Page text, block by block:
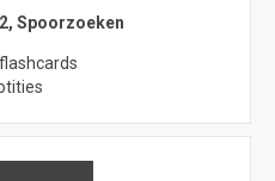
Spoorzoeken
flashcards